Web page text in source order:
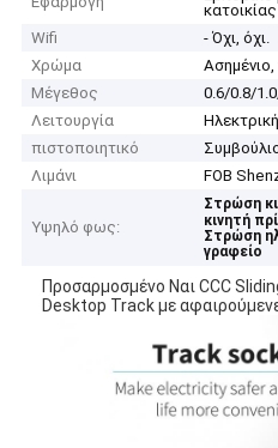
Wifi
- Όχι, όχι.
Χρώμα
Μέγεθος
0.6/0.8/
Λειτουργία
πιστοποιητικό
Λιμάνι
FOB
Υψηλό φως:
Στρώση
κινητή
Στρώση
γραφείο
Προσαρμοσμένο Ναι CCC
Desktop Track με